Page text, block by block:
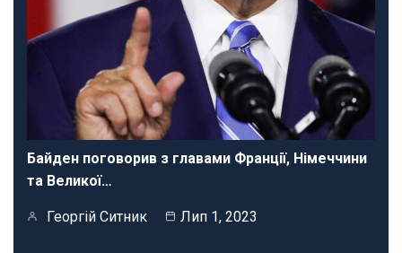
Байден поговорив з главами Франції, Німеччини
та Великої…
Георгій Ситник Лип 1, 2023